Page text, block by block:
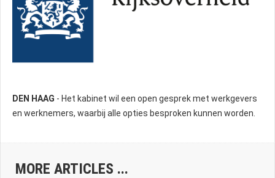
DEN HAAG - Het kabinet wil een open gesprek met werkgevers
en werknemers, waarbij alle opties besproken kunnen worden.
MORE ARTICLES ...